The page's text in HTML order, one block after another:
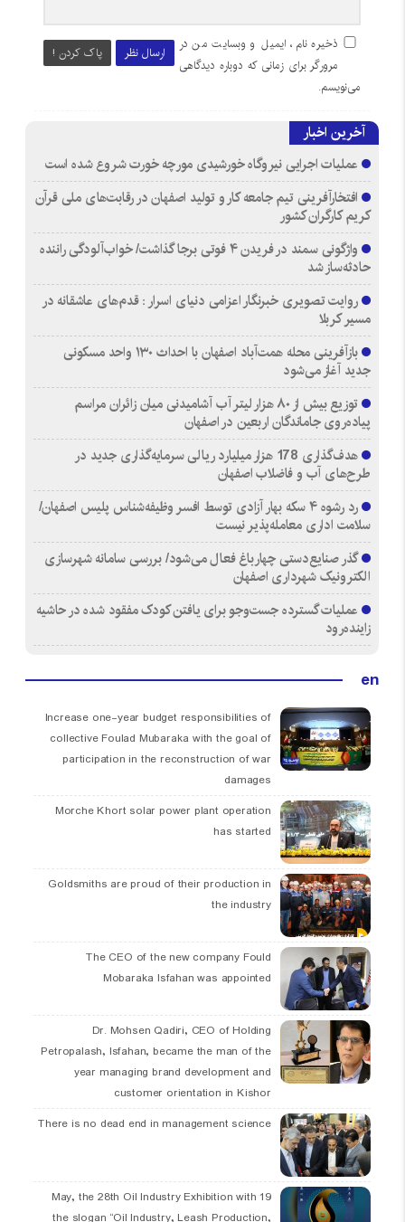
ارسال نظر پاک کردن !
ذخیره نام، ایمیل و وبسایت من در
مرورگر برای زمانی که دوباره دیدگاهی
می‌نویسم.
آخرین اخبار
عملیات اجرایی نیروگاه خورشیدی مورچه خورت شروع شده است
افتخارآفرینی تیم جامعه کار و تولید اصفهان در رقابت‌های ملی قرآن
کریم کارگران کشور
واژگونی سمند در فریدن ۴ فوتی برجا گذاشت/ خواب‌آلودگی راننده
حادثه‌ساز شد
روایت تصویری خبرنگار اعزامی دنیای اسرار : قدم‌های عاشقانه در
مسیر کربلا
بازآفرینی محله همت‌آباد اصفهان با احداث ۱۳۰ واحد مسکونی
جدید آغاز می‌شود
توزیع بیش از ۸۰ هزار لیتر آب آشامیدنی میان زائران مراسم
پیاده‌روی جاماندگان اربعین در اصفهان
هدف‌گذاری 178 هزار میلیارد ریالی سرمایه‌گذاری جدید در
طرح‌های آب و فاضلاب اصفهان
رد رشوه ۴ سکه بهار آزادی توسط افسر وظیفه‌شناس پلیس اصفهان/
سلامت اداری معامله‌پذیر نیست
گذر صنایع‌دستی چهارباغ فعال می‌شود/ بررسی سامانه شهرسازی
الکترونیک شهرداری اصفهان
عملیات گسترده جست‌وجو برای یافتن کودک مفقود شده در حاشیه
زاینده‌رود
en
Increase one-year budget responsibilities of
collective Foulad Mubaraka with the goal of
participation in the reconstruction of war
damages
Morche Khort solar power plant operation
has started
Goldsmiths are proud of their production in
the industry
The CEO of the new company Fould
Mobaraka Isfahan was appointed
Dr. Mohsen Qadiri, CEO of Holding
Petropalash, Isfahan, became the man of the
year managing brand development and
customer orientation in Kishor
There is no dead end in management science
19 May, the 28th Oil Industry Exhibition with
the slogan “Oil Industry, Leash Production,